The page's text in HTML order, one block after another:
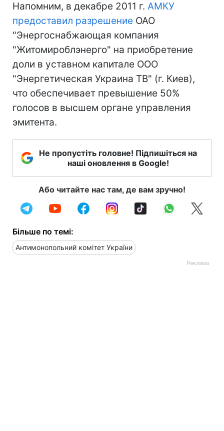
Напомним, в декабре 2011 г. АМКУ
предоставил разрешение ОАО
"Энергоснабжающая компания
"Житомироблэнерго" на приобретение
доли в уставном капитале ООО
"Энергетическая Украина ТВ" (г. Киев),
что обеспечивает превышение 50%
голосов в высшем органе управления
эмитента.
Не пропустіть головне! Підпишіться на
наші оновлення в Google!
Або читайте нас там, де вам зручно!
Більше по темі:
Антимонопольний комітет України